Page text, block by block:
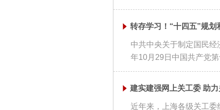
转存学习！“十四五”规
中共中央关于制定国民
年10月29日中国共产党
建实建强网上关工委 助
近年来，上海各级关工委